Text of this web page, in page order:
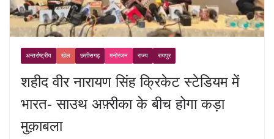
अन्तर्राष्ट्रीय खेल छत्तीसगढ़ मनोरंजन राज्य रायपुर
शहीद वीर नारायण सिंह क्रिकेट स्टेडियम में
भारत- साउथ अफ़्रीका के बीच होगा कड़ा
मुक़ाबला